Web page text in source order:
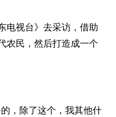
电视台》去采访，借助
农民，然后打造成一个
，除了这个，我其他什